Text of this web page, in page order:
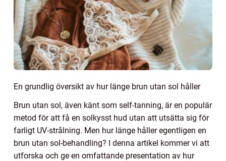
En grundlig översikt av hur länge brun utan sol håller
Brun utan sol, även känt som self-tanning, är en populär
metod för att få en solkysst hud utan att utsätta sig för
farligt UV-strålning. Men hur länge håller egentligen en
brun utan sol-behandling? I denna artikel kommer vi att
utforska och ge en omfattande presentation av hur